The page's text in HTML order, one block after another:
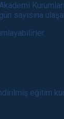
sayısına
eğitim